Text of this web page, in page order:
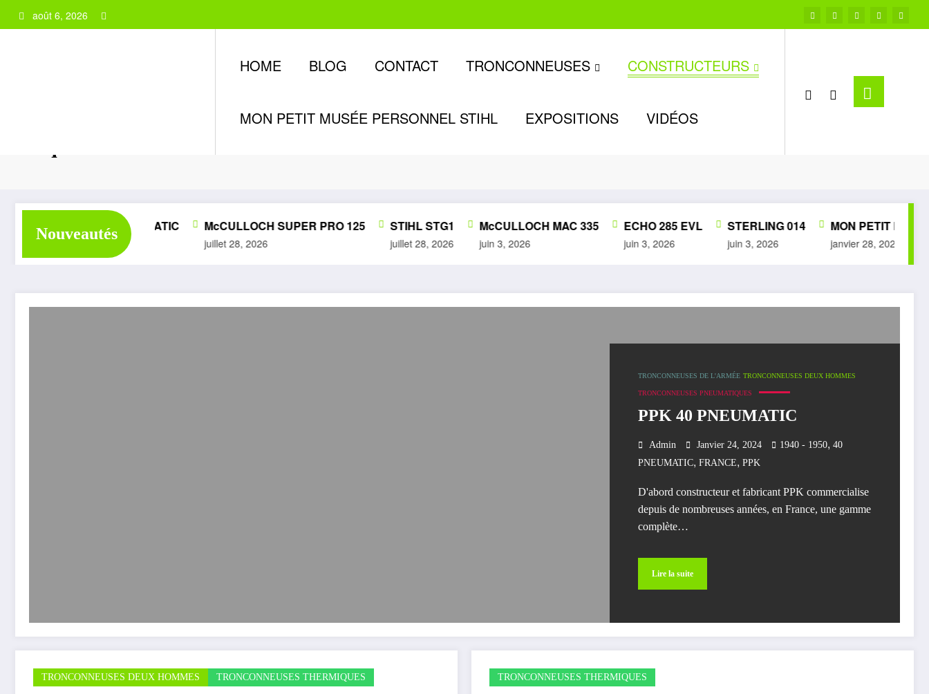
au
août 6, 2026
HOME BLOG CONTACT TRONCONNEUSES CONSTRUCTEURS
MON PETIT MUSÉE PERSONNEL STIHL EXPOSITIONS VIDÉOS
Nouveautés
SUPER 1050 AUTOMATIC McCULLOCH SUPER PRO 125
juillet 28, 2026
STIHL STG1
juillet 28, 2026
McCULLOCH MAC 335
juin 3, 2026
ECHO 285 EVL
juin 3, 2026
STERLING 014
juin 3, 2026
MON PETIT MUSÉE
janvier 28, 2026
TRONCONNEUSES DE L'ARMÉE TRONCONNEUSES DEUX HOMMES
TRONCONNEUSES PNEUMATIQUES
PPK 40 PNEUMATIC
Admin Janvier 24, 2024 1940 - 1950, 40
PNEUMATIC, FRANCE, PPK
D'abord constructeur et fabricant PPK commercialise
depuis de nombreuses années, en France, une gamme
complète…
Lire la suite
TRONCONNEUSES DEUX HOMMES TRONCONNEUSES THERMIQUES TRONCONNEUSES THERMIQUES